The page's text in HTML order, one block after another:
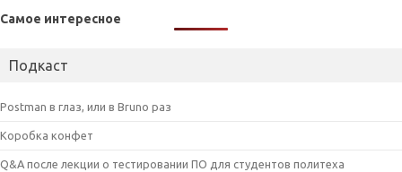
Самое интересное
Подкаст
Postman в глаз, или в Bruno раз
Коробка конфет
Q&A после лекции о тестировании ПО для студентов политеха